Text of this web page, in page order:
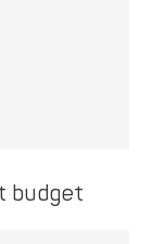
budget